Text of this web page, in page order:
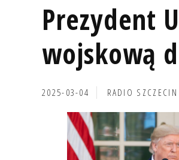
Prezydent
wojskową
2025-03-04 RADIO SZCZECIN